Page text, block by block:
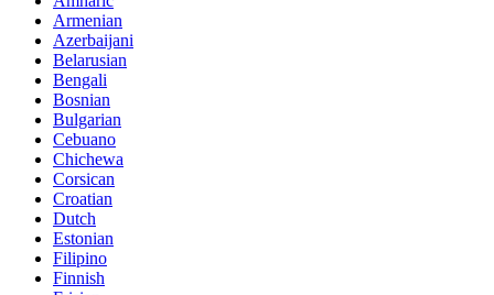
Armenian
Azerbaijani
Belarusian
Bengali
Bosnian
Bulgarian
Cebuano
Chichewa
Corsican
Croatian
Dutch
Estonian
Filipino
Finnish